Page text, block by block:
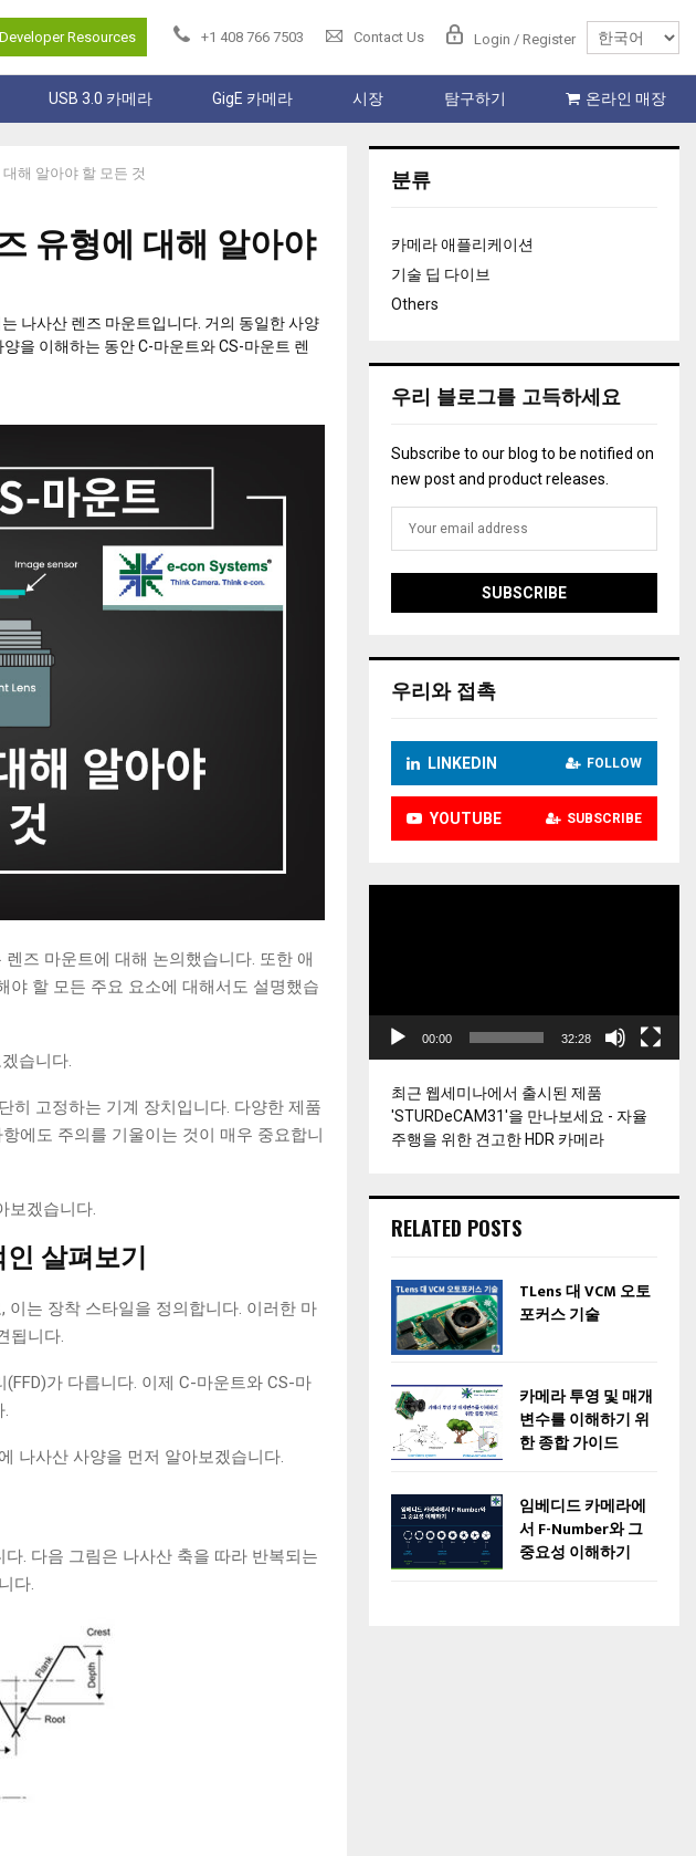
Developer Resources +1 408 766 7503 Contact Us Login / Register
USB 3.0 카메라 GigE 카메라 시장 탐구하기 온라인 매장
해 알아야 할 모든 것
유형에 대해 알아야
나사산 렌즈 마운트입니다. 거의 동일한 사양
을 이해하는 동안 C-마운트와 CS-마운트 렌
즈 마운트에 대해 논의했습니다. 또한 애
야 할 모든 주요 요소에 대해서도 설명했습
습니다.
히 고정하는 기계 장치입니다. 다양한 제품
에도 주의를 기울이는 것이 매우 중요합니
보겠습니다.
살펴보기
는 장착 스타일을 정의합니다. 이러한 마
됩니다.
가 다릅니다. 이제 C-마운트와 CS-마
나사산 사양을 먼저 알아보겠습니다.
. 다음 그림은 나사산 축을 따라 반복되는
다.
분류
카메라 애플리케이션
기술 딥 다이브
Others
우리 블로그를 고득하세요
Subscribe to our blog to be notified on
new post and product releases.
우리와 접촉
LINKEDIN FOLLOW
YOUTUBE SUBSCRIBE
이
00:00 32:28
최근 웹세미나에서 출시된 제품
'STURDeCAM31'을 만나보세요 - 자율
주행을 위한 견고한 HDR 카메라
RELATED POSTS
TLens 대 VCM 오토
포커스 기술
카메라 투영 및 매개
변수를 이해하기 위
한 종합 가이드
임베디드 카메라에
서 F-Number와 그
중요성 이해하기